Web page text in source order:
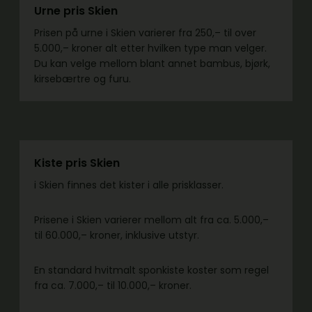
Urne pris Skien
Prisen på urne i Skien varierer fra 250,– til over
5.000,– kroner alt etter hvilken type man velger.
Du kan velge mellom blant annet bambus, bjørk,
kirsebærtre og furu.
Kiste pris Skien
i Skien finnes det kister i alle prisklasser.
Prisene i Skien varierer mellom alt fra ca. 5.000,–
til 60.000,– kroner, inklusive utstyr.
En standard hvitmalt sponkiste koster som regel
fra ca. 7.000,– til 10.000,– kroner.